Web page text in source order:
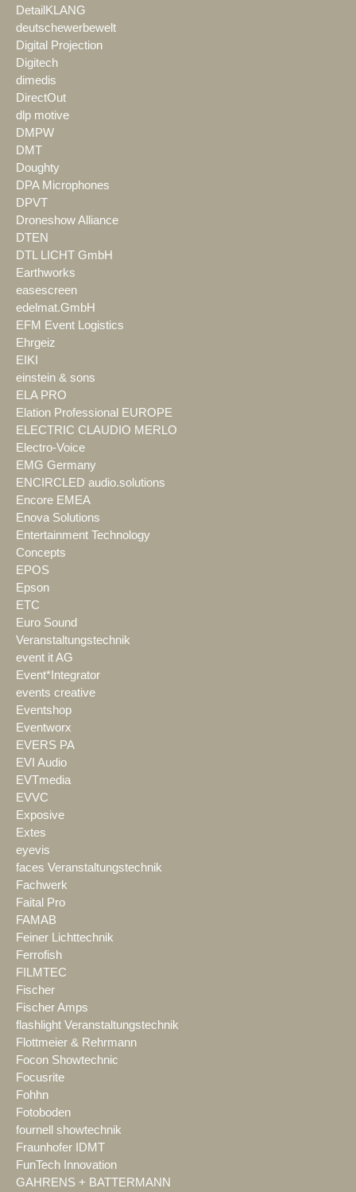
DetailKLANG
deutschewerbewelt
Digital Projection
Digitech
dimedis
DirectOut
dlp motive
DMPW
DMT
Doughty
DPA Microphones
DPVT
Droneshow Alliance
DTEN
DTL LICHT GmbH
Earthworks
easescreen
edelmat.GmbH
EFM Event Logistics
Ehrgeiz
EIKI
einstein & sons
ELA PRO
Elation Professional EUROPE
ELECTRIC CLAUDIO MERLO
Electro-Voice
EMG Germany
ENCIRCLED audio.solutions
Encore EMEA
Enova Solutions
Entertainment Technology
Concepts
EPOS
Epson
ETC
Euro Sound
Veranstaltungstechnik
event it AG
Event*Integrator
events creative
Eventshop
Eventworx
EVERS PA
EVI Audio
EVTmedia
EVVC
Exposive
Extes
eyevis
faces Veranstaltungstechnik
Fachwerk
Faital Pro
FAMAB
Feiner Lichttechnik
Ferrofish
FILMTEC
Fischer
Fischer Amps
flashlight Veranstaltungstechnik
Flottmeier & Rehrmann
Focon Showtechnic
Focusrite
Fohhn
Fotoboden
fournell showtechnik
Fraunhofer IDMT
FunTech Innovation
GAHRENS + BATTERMANN